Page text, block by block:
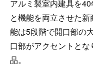
アルミ製室内建具を
と機能を両立させた
能は5段階で開口部の
口部がアクセントと
品。